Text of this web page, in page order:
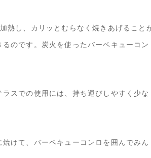
熱し、カリッとむらなく焼きあげること
のです。炭火を使ったバーベキューコン
スでの使用には、持ち運びしやすく少な
けて、バーベキューコンロを囲んでみん